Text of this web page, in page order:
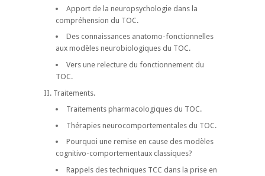
Apport de la neuropsychologie dans la
compréhension du TOC.
Des connaissances anatomo-fonctionnelles
aux modèles neurobiologiques du TOC.
Vers une relecture du fonctionnement du
TOC.
II. Traitements.
Traitements pharmacologiques du TOC.
Thérapies neurocomportementales du TOC.
Pourquoi une remise en cause des modèles
cognitivo-comportementaux classiques?
Rappels des techniques TCC dans la prise en